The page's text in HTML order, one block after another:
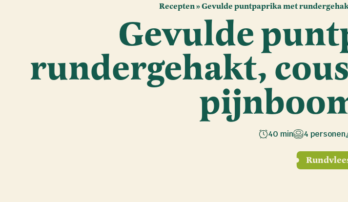
Recepten»Gevulde puntpaprika met
Gevulde
rundergehakt,
40 min 4 personen